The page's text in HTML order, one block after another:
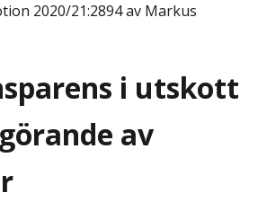
2020/21:2894 av Markus
i utskott
av